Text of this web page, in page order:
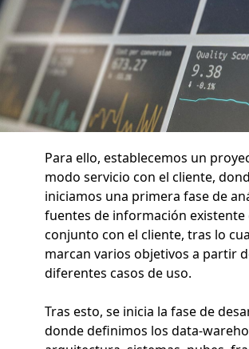
Para ello, establecemos un
modo servicio con el cliente,
iniciamos una primera fase de
fuentes de información existente
conjunto con el cliente, tras lo
marcan varios objetivos a partir
diferentes casos de uso.
Tras esto, se inicia la fase de
donde definimos los data-